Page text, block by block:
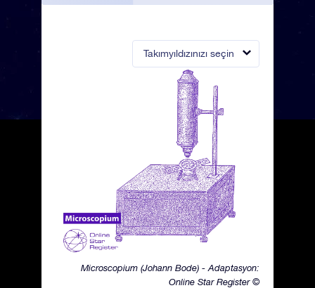
Takımyıldızınızı seçin
Microscopium (Johann Bode) - Adaptasyon:
Online Star Register ©